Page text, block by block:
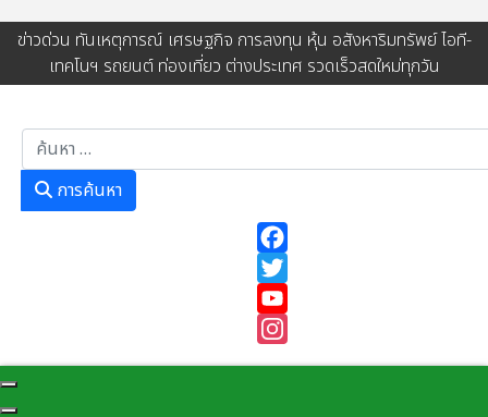
ข่าวด่วน ทันเหตุการณ์ เศรษฐกิจ การลงทุน หุ้น อสังหาริมทรัพย์ ไอที-
เทคโนฯ รถยนต์ ท่องเที่ยว ต่างประเทศ รวดเร็วสดใหม่ทุกวัน
การค้นหา
Instagram